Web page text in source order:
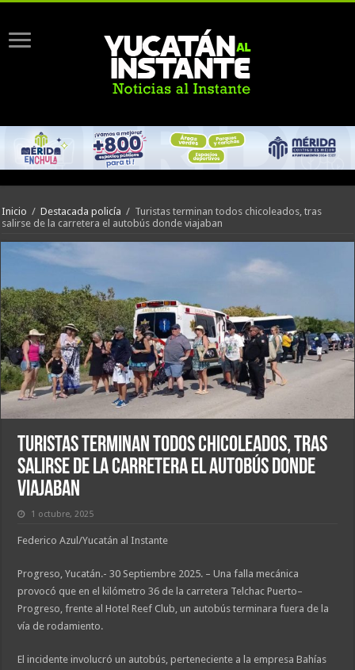
Inicio / Destacada policía / Turistas terminan todos chicoleados, tras
salirse de la carretera el autobús donde viajaban
Turistas terminan todos chicoleados, tras
salirse de la carretera el autobús donde
viajaban
1 octubre, 2025
Federico Azul/Yucatán al Instante
Progreso, Yucatán.- 30 Septiembre 2025. – Una falla mecánica
provocó que en el kilómetro 36 de la carretera Telchac Puerto–
Progreso, frente al Hotel Reef Club, un autobús terminara fuera de la
vía de rodamiento.
El incidente involucró un autobús, perteneciente a la empresa Bahías